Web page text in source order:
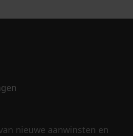
nieuwe aanwinsten en